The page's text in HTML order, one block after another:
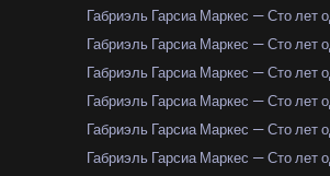
Габриэль Гарсиа Маркес — Сто лет
Габриэль Гарсиа Маркес — Сто лет
Габриэль Гарсиа Маркес — Сто лет
Габриэль Гарсиа Маркес — Сто лет
Габриэль Гарсиа Маркес — Сто лет
Габриэль Гарсиа Маркес — Сто лет